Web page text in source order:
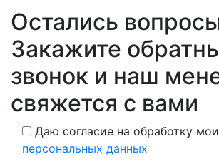
Остались
Закажите
звонок и наш
свяжется с вами
Даю согласие на обработку
персональных данных